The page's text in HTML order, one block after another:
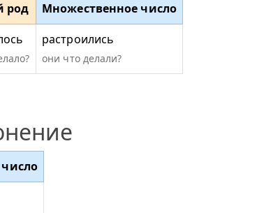
Множественное число
род
растроились
они что делали?